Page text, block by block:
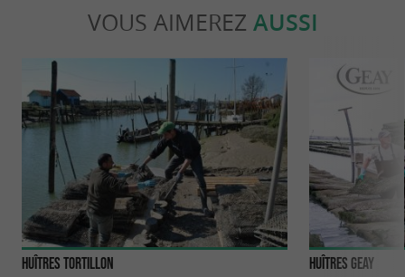
VOUS AIMEREZ AUSSI
Huîtres Tortillon Huîtres Geay